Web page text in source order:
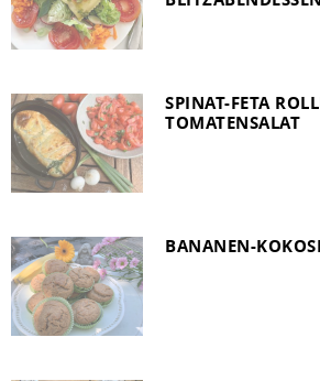
SPINAT-FETA
TOMATENSALAT
BANANEN-